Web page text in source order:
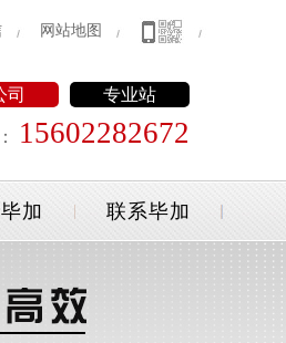
网站地图
专业站
司
15602282672
加 联系毕加